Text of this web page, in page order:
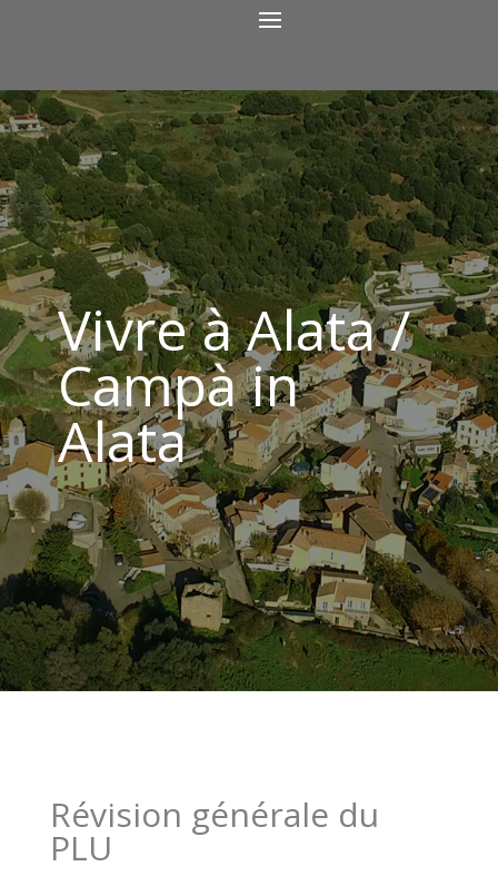
Vivre à Alata /
Campà in
Alata
Révision générale du
PLU